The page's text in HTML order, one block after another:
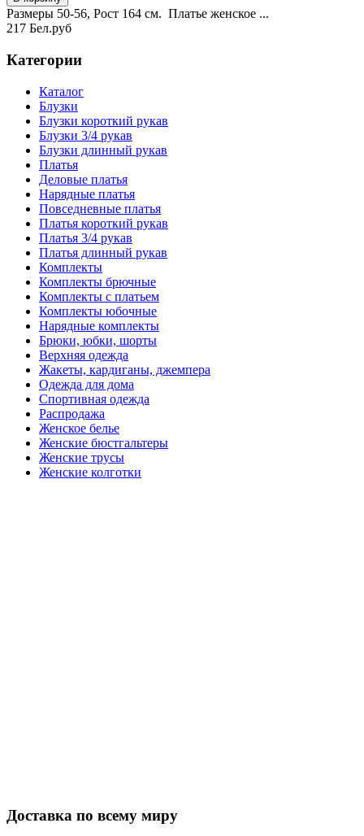
Размеры 50-56, Рост 164 см. Платье женское ...
217 Бел.руб
Категории
Каталог
Блузки
Блузки короткий рукав
Блузки 3/4 рукав
Блузки длинный рукав
Платья
Деловые платья
Нарядные платья
Повседневные платья
Платья короткий рукав
Платья 3/4 рукав
Платья длинный рукав
Комплекты
Комплекты брючные
Комплекты с платьем
Комплекты юбочные
Нарядные комплекты
Брюки, юбки, шорты
Верхняя одежда
Жакеты, кардиганы, джемпера
Одежда для дома
Спортивная одежда
Распродажа
Женское белье
Женские бюстгальтеры
Женские трусы
Женские колготки
Доставка по всему миру